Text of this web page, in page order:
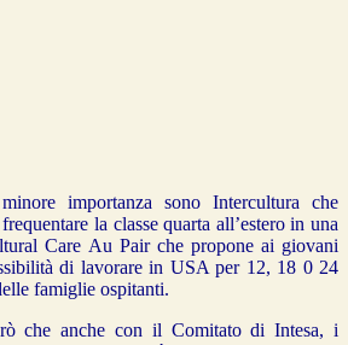
importanza sono Intercultura che
la classe quarta all’estero in una
Care Au Pair che propone ai giovani
di lavorare in USA per 12, 18 0 24
famiglie ospitanti.
che anche con il Comitato di Intesa, i